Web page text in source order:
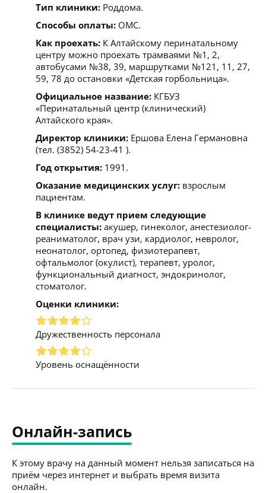
Тип клиники: Роддома.
Способы оплаты: ОМС.
Как проехать: К Алтайскому перинатальному
центру можно проехать трамваями №1, 2,
автобусами №38, 39, маршрутками №121, 11, 27,
59, 78 до остановки «Детская горбольница».
Официальное название: КГБУЗ
«Перинатальный центр (клинический)
Алтайского края».
Директор клиники: Ершова Елена Германовна
(тел. (3852) 54-23-41 ).
Год открытия: 1991.
Оказание медицинских услуг: взрослым
пациентам.
В клинике ведут прием следующие
специалисты: акушер, гинеколог, анестезиолог-
реаниматолог, врач узи, кардиолог, невролог,
неонатолог, ортопед, физиотерапевт,
офтальмолог (окулист), терапевт, уролог,
функциональный диагност, эндокринолог,
стоматолог.
Оценки клиники:
Дружественность персонала
Уровень оснащённости
Онлайн-запись
К этому врачу на данный момент нельзя записаться на
приём через интернет и выбрать время визита
онлайн.